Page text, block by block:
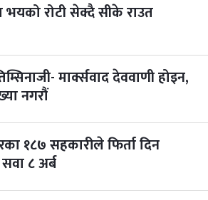
रोटी सेक्दै सीके राउत
मार्क्सवाद देववाणी होइन,
नगरौं
१८७ सहकारीले फिर्ता दिन
८ अर्ब